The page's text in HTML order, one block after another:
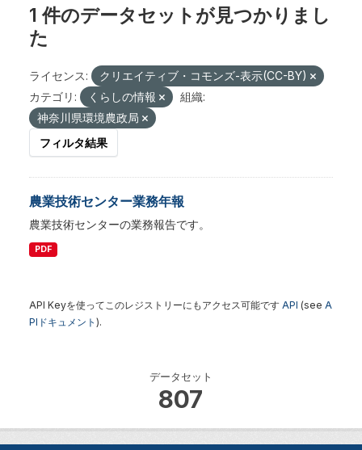
データセット
807
1 件のデータセットが見つかりまし
た
ライセンス:
クリエイティブ・コモンズ-表示(CC-BY)
カテゴリ:
くらしの情報
組織:
神奈川県環境農政局
フィルタ結果
農業技術センター業務年報
農業技術センターの業務報告です。
PDF
API Keyを使ってこのレジストリーにもアクセス可能です API (see A
PIドキュメント ).